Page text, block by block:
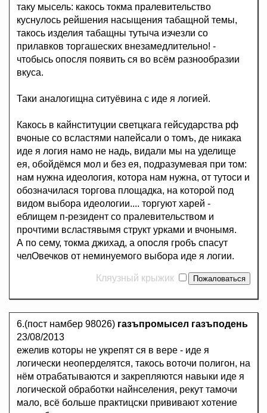
таку мысель: какось токма пралевительство
куснулось рейшения насыщения табащной темы,
такось изделия табащны тутыча изчезли со
прилавков торгашеских внезамедлительно! -
чтобысь опосля появить ся во всём разнообразии
вкуса.
Таки аналогищна ситуёвина с иде я логией.
Какось в кайнституции светцкага гейсударства рф
вчоные со всластями напейсали о томъ, де никака
иде я логия намо не надь, видали мы на уделище
ея, обойдёмся мол и без ея, подразумевая при том:
нам нужна идеология, котора нам нужна, от тутоси и
обозначилася торгова площадка, на которой под
видом выбора идеологии.... торгуют харей -
еблищем п-резидент со пралевительством и
прочтими всластявымя структ урками и вчонымя.
А по сему, токма джихад, а опосля гробъ спасут
челОвечков от неминуемого выбора иде я логии.
Кляузный крыжик
6.(пост намбер 98026) газъпромысел газъподень
23/08/2013
ежелив которы не укрепят ся в вере - иде я
логически неоперделятся, такось воточи полигон, на
нём отрабатываются и закрепляются навыки иде я
логической обработки найнселения, рекут тамочи
мало, всё больше практицски прививают хотение